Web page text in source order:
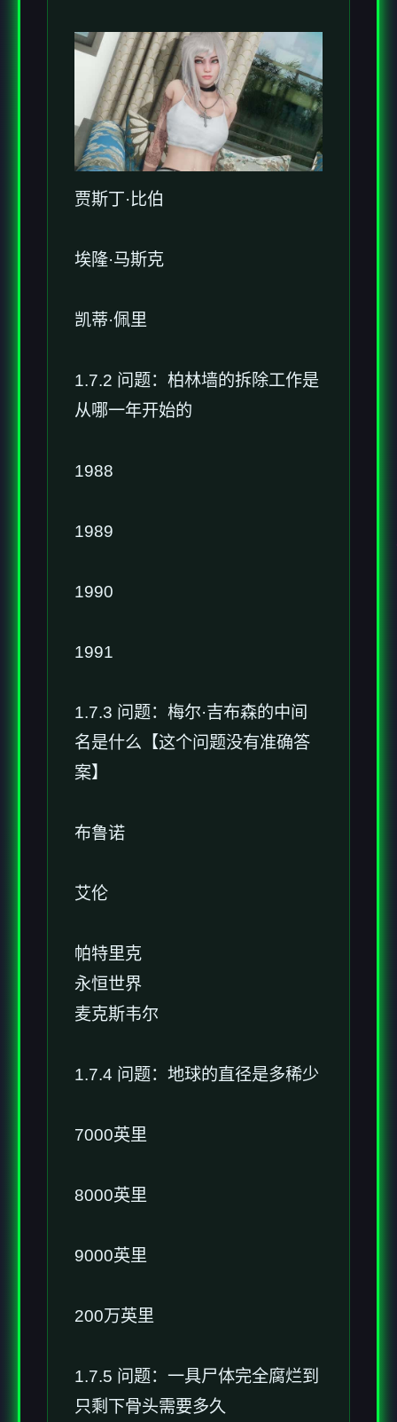
贾斯丁·比伯
埃隆·马斯克
凯蒂·佩里
1.7.2 问题：柏林墙的拆除工作是
从哪一年开始的
1988
1989
1990
1991
1.7.3 问题：梅尔·吉布森的中间
名是什么【这个问题没有准确答
案】
布鲁诺
艾伦
帕特里克
永恒世界
麦克斯韦尔
1.7.4 问题：地球的直径是多稀少
7000英里
8000英里
9000英里
200万英里
1.7.5 问题：一具尸体完全腐烂到
只剩下骨头需要多久